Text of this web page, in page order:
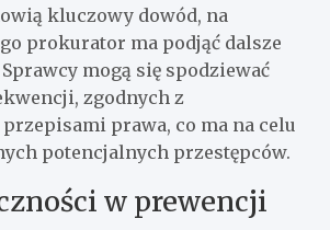
kluczowy dowód, na
prokurator ma podjąć dalsze
mogą się spodziewać
zgodnych z
prawa, co ma na celu
potencjalnych przestępców.
w prewencji